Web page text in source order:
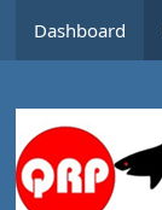
Dashboard